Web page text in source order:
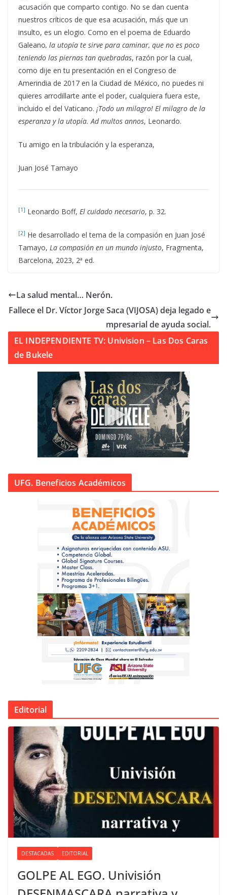
acusación que comparto contigo. No se dan cuenta
nuestros críticos de que esa acusación, más que un
insulto, es un elogio. Como en el poema de Eduardo
Galeano, la utopía te sirve para caminar, que no es poco
teniendo las piernas tan quebradas, razón por la cual,
como dije en tu presentación en el Congreso de
Amerindia de 2017 en la Ciudad de México, no puedes ni
quieres arrodillarte ante el poder, cualquiera fuera este,
incluido el del Vaticano. ¡Todo un milagro! El milagro de la
esperanza y la utopía. Ad multos annos, Leonardo.
Tu amigo en la tribulación y la esperanza,
Juan José Tamayo
[1] Leonardo Boff, El cuidado necesario, p. 32.
[2] He desarrollado el tema de la compasión en Juan José
Tamayo, La compasión en un mundo injusto, Fragmenta,
Barcelona, 2023, 2ª ed.
La salud mental… Nerón.
Fallece el Dr. Víctor Jorge Saca (VIJOSA) deja legado e
mpresarial de ayuda social.
EL INDEPENDIENTE TV: Univision – Las Dos Caras
de Bukele
UFG. Beneficios Académicos
Editorial
DESTACADAS EDITORIAL
GOLPE AL EGO. Univisión